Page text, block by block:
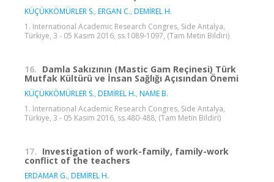
KÜÇÜKKÖMÜRLER S., ERGAN C., DEMİREL H.
1. International Academic Research Congres, Side Antalya,
Türkiye, 3 - 05 Kasım 2016, ss.1089-1097, (Tam Metin Bildiri)
16. Damla Sakızının (Mastic Gam Reçinesi) Türk
Mutfak Kültürü ve İnsan Sağlığı Açısından Önemi
KÜÇÜKKÖMÜRLER S., DEMİREL H., NAME B.
1. International Academic Research Congres, Side Antalya,
Türkiye, 3 - 05 Kasım 2016, ss.480-488, (Tam Metin Bildiri)
17. Investigation of work-family, family-work
conflict of the teachers
ERDAMAR G., DEMİREL H.